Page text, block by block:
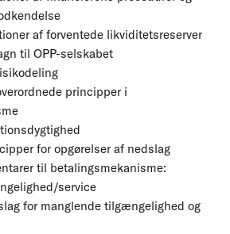
af forventede likviditetsreserver
til OPP-selskabet
principper i
for opgørelser af nedslag
til betalingsmekanisme:
service
for manglende tilgængelighed og